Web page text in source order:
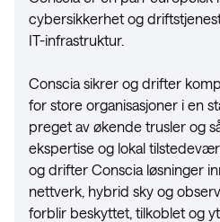
cybersikkerhet og
IT-infrastruktur.
Conscia sikrer og drifter
for store organisasjoner i en
preget av økende trusler og
ekspertise og lokal
og drifter Conscia løsninger
nettverk, hybrid sky og
forblir beskyttet, tilkoblet og